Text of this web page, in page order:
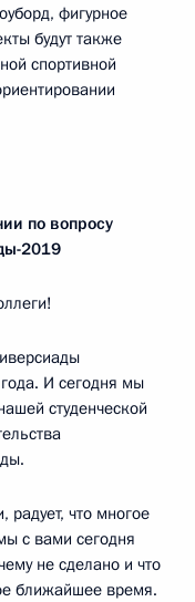
фигурное
будут также
спортивной
по вопросу
2019
И сегодня мы
студенческой
радует, что многое
с вами сегодня
не сделано и что
ближайшее время.